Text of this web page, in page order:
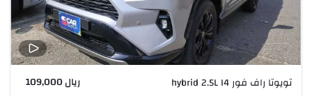
تويوتا راف فور hybrid 2.5L I4 ريال 109,000